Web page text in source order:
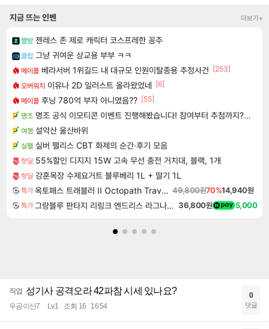
지금 뜨는 인벤 더보기+
짤방 젠레스 존 제로 캐릭터 코스프레한 꽁주
클립 그냥 귀여운 상교용 부부 ㅋㅋ
메이플 베라서버 1위길드 내 대규모 인원이탈종용 추정사건 [253]
오버워치 이유나 2D 일러스트 올라왔었네 [6]
메이플 후닝 780억 부자 아니였음?? [55]
명조 명조 공식 이모티콘 이벤트 진행해봤습니다! 참여부터 추첨까지????
여행 설악산 울산바위
실팰 실버 팰리스 CBT 화제의 순간·후기 모음
핫딜 55%할인 디지지 15W 고속 무선 충전 거치대, 블랙, 1개
핫딜 강훈목장 수제요거트 블루베리 1L + 딸기 1L
특가 옥토패스 트래블러 II Octopath Traveler II 49,800원70%14,940원
특가 그랑블루 판타지 리링크 엔드리스 라그나로크 업그레이드 킷 Granblue Fantasy Relink Endless Ragnarok Upgrade Kit DLC 36,800원 5,000
직업 성기사 공격오라 42파참 시세 있나요?
우공이산7 Lv.1 조회 16 16:54
0
댓글